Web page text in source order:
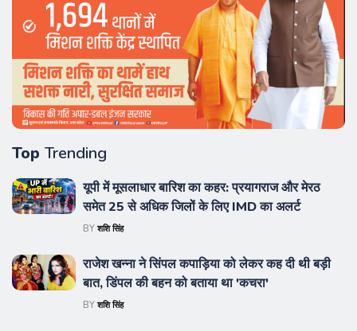
Top Trending
यूपी में मूसलाधार बारिश का कहर: प्रयागराज और मेरठ
समेत 25 से अधिक जिलों के लिए IMD का अलर्ट
BYशशि सिंह
राजेश खन्ना ने सिंपल कपाड़िया को लेकर कह दी थी बड़ी
बात, डिंपल की बहन को बताया था 'कचरा'
BYशशि सिंह